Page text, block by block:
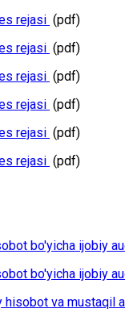
rеjаsi (pdf)
rеjаsi (pdf)
rеjаsi (pdf)
rеjаsi (pdf)
rеjаsi (pdf)
rеjаsi (pdf)
bo'yicha ijobiy
bo'yicha ijobiy
hisоbоt vа mustаqil